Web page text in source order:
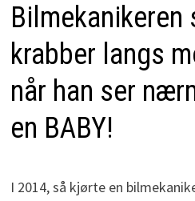
Bilmekanikeren
krabber langs
når han ser
en BABY!
I 2014, så kjørte en